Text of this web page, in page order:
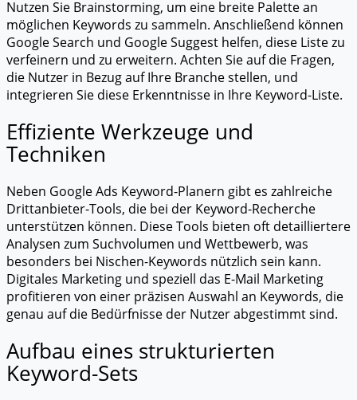
Nutzen Sie Brainstorming, um eine breite Palette an
möglichen Keywords zu sammeln. Anschließend können
Google Search und Google Suggest helfen, diese Liste zu
verfeinern und zu erweitern. Achten Sie auf die Fragen,
die Nutzer in Bezug auf Ihre Branche stellen, und
integrieren Sie diese Erkenntnisse in Ihre Keyword-Liste.
Effiziente Werkzeuge und
Techniken
Neben Google Ads Keyword-Planern gibt es zahlreiche
Drittanbieter-Tools, die bei der Keyword-Recherche
unterstützen können. Diese Tools bieten oft detailliertere
Analysen zum Suchvolumen und Wettbewerb, was
besonders bei Nischen-Keywords nützlich sein kann.
Digitales Marketing und speziell das E-Mail Marketing
profitieren von einer präzisen Auswahl an Keywords, die
genau auf die Bedürfnisse der Nutzer abgestimmt sind.
Aufbau eines strukturierten
Keyword-Sets